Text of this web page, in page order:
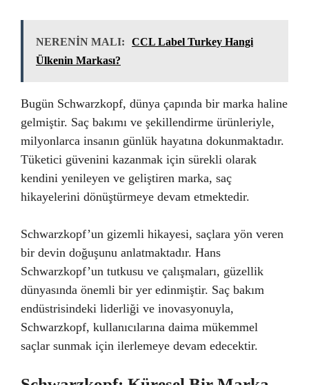
NERENİN MALI:
CCL Label Turkey Hangi
Ülkenin Markası?
Bugün Schwarzkopf, dünya çapında bir marka haline
gelmiştir. Saç bakımı ve şekillendirme ürünleriyle,
milyonlarca insanın günlük hayatına dokunmaktadır.
Tüketici güvenini kazanmak için sürekli olarak
kendini yenileyen ve geliştiren marka, saç
hikayelerini dönüştürmeye devam etmektedir.
Schwarzkopf’un gizemli hikayesi, saçlara yön veren
bir devin doğuşunu anlatmaktadır. Hans
Schwarzkopf’un tutkusu ve çalışmaları, güzellik
dünyasında önemli bir yer edinmiştir. Saç bakım
endüstrisindeki liderliği ve inovasyonuyla,
Schwarzkopf, kullanıcılarına daima mükemmel
saçlar sunmak için ilerlemeye devam edecektir.